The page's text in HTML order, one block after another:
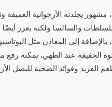
بجلدته الأرجوانية العميقة
والسالسا ولكنه يعزز أيضًا
المتوسطية والآسيوية. غني بفيتامينات السي وب6، بالإضافة إلى
الخفيفة عند الطهي، يمكنه
الفريد وفوائد الصحية للبصل